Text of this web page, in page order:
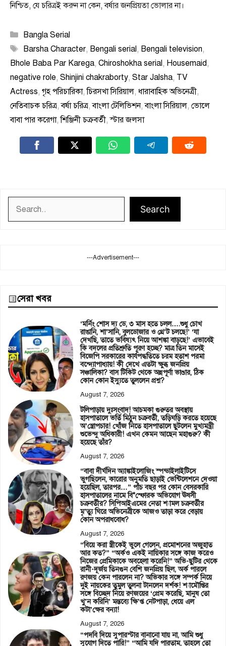
নিশ্চিত, যে চরিত্রই করুন না কেন, বর্ষার জনপ্রিয়তা ভোলার না।
Categories
Bangla Serial
Tags
Barsha Character, Bengali serial, Bengali television,
Bhole Baba Par Karega, Chiroshokha serial, Housemaid,
negative role, Shinjini chakraborty, Star Jalsha, TV
Actress, গৃহ পরিচারিকা,চিরসখা সিরিয়াল, ধারাবাহিক অভিনেত্রী,
নেতিবাচক চরিত্র,বর্ষা চরিত্র,বাংলা টেলিভিশন,বাংলা সিরিয়াল, ভোলে
বাবা পার করেগা,শিঞ্জিনী চক্রবর্তী,স্টার জলসা
Search
---Advertisement---
সেরা খবর
‘মর্নিং শোস দ্য ডে, ৩ মাস হতে চলল….শুধু চোখ
রাঙানি, শা’সানি, বুলডোজার ও থ্রে’ট চলছে!’ ‘যা
দেখছি, তাতে ভবিষ্যৎ নিয়ে আশঙ্কা বাড়ছে!’ এভাবেই
কি বদলের প্রতিশ্রুতি পূরণ হচ্ছে? মাত্র তিন মাসেই
বিজেপি সরকারের কার্যপদ্ধতিতে চরম হতাশ পরমা
বন্দ্যোপাধ্যায়! কী দেখে এতটা ক্ষুব্ধ জনপ্রিয়
সঞ্চালিকা? বাস টিকিট থেকে অন্নপূর্ণা ভাণ্ডার, ঠিক
কোন কোন ইস্যুতে তুললেন প্রশ্ন?
August 7, 2026
টলিপাড়ায় দুঃসংবাদ! আচমকা গুরুতর অবস্থায়
হাসপাতালে ভর্তি মিঠুন চক্রবর্তী, তড়িঘড়ি করতে হয়েছে
অ’স্ত্রোপচার! খোঁজ নিতে হাসপাতালে ছুটলেন মুখ্যমন্ত্রী
শুভেন্দু অধিকারী! এখন কেমন আছেন মহাগুরু? কী
হয়েছে তাঁর?
August 7, 2026
“বাবা দীর্ঘদিন অ্যাঙ্কাইলোজিং স্পন্ডাইলাইটিসে
ভুগছিলেন, কারোর অনুমতি ছাড়াই ভেন্টিলেশনে দেওয়া
হয়েছিল, তারপর…” পাঁচ বছর পর কোন বেসরকারি
হাসপাতালের নামে বি*স্ফোরক অভিযোগ ঊষসী
চক্রবর্তীর? সিপিআইএমের নেতা শ্যামল চক্রবর্তীর
মৃ’ত্যু ঘিরে অভিনেত্রীকে আজও তাড়া করে বেড়ায়
কোন অপরাধবোধ?
August 7, 2026
“বিয়ে করা স্ত্রীকেই ভুলে গেলেন, প্রমোশনের অজুহাত
আর কত?” “অর্কও একই নায়িকার সঙ্গে কাজ করেও
নিজের প্রেমিকাকে অবহেলা করেনি!” অভি-ছুটির থেকে
রানী-দূর্জয় তিনগুন বেশি জনপ্রিয় ছিল, অর্ক পারলে
রণজয় কেন পারলেন না? অভিকার সঙ্গে সম্পর্ক নিয়ে
দুই নায়কের তুমুল তুলনা টানলেন দর্শক! শ্যামৌপ্তির
সঙ্গে বিচ্ছেদ নিয়ে রণজয়ের ‘প্রেম করেছি, মানুষ তো
খু’ন করিনি’ মন্তব্যে ক্ষি’প্ত নেটপাড়া, ধেয়ে এল
কটা’ক্ষের বন্যা!
August 7, 2026
“পদবি দিয়ে সুপারস্টার বানানো যায় না, আমি শুধু
সুযোগ দিতে পারি!” “আমি যদি পারতাম, তাহলে তো